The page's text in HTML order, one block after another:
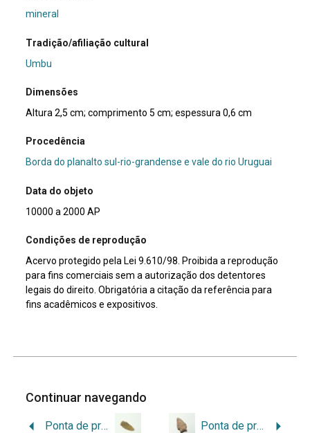
mineral
Tradição/afiliação cultural
Umbu
Dimensões
Altura 2,5 cm; comprimento 5 cm; espessura 0,6 cm
Procedência
Borda do planalto sul-rio-grandense e vale do rio Uruguai
Data do objeto
10000 a 2000 AP
Condições de reprodução
Acervo protegido pela Lei 9.610/98. Proibida a reprodução
para fins comerciais sem a autorização dos detentores
legais do direito. Obrigatória a citação da referência para
fins acadêmicos e expositivos.
Continuar navegando
Ponta de projétil Ponta de projétil